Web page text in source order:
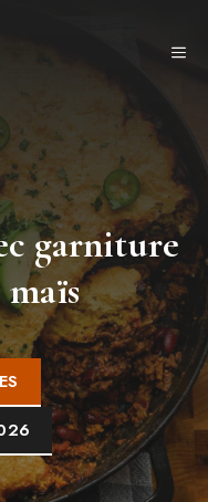
garniture